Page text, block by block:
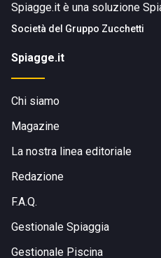
Spiagge.it è una soluzione
Società del Gruppo Zucchetti
Spiagge.it
Chi siamo
Magazine
La nostra linea editoriale
Redazione
F.A.Q.
Gestionale Spiaggia
Gestionale Piscina